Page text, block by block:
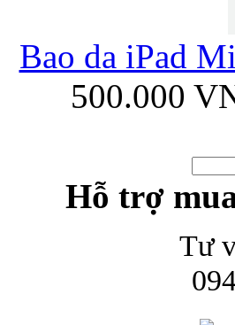
Bao da iPad
500.000
Hỗ trợ
Tư